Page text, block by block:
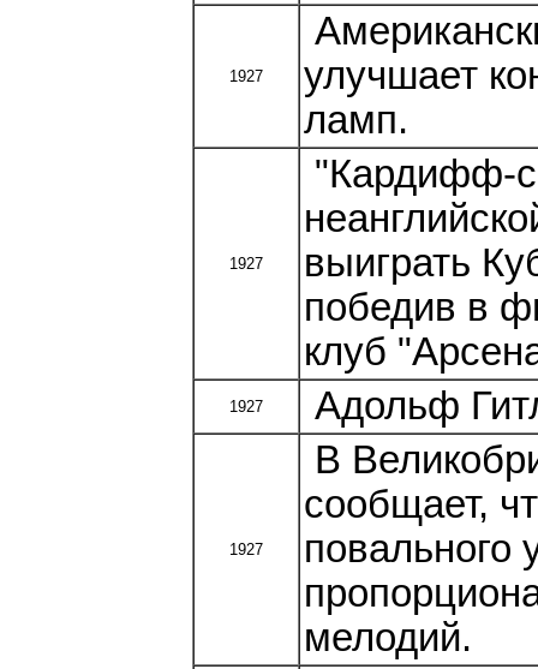
1927
улучшает
ламп.
1927
"Кардифф-
выиграть
победив в
клуб
1927 Адольф
1927
В
сообщает,
повального
мелодий.